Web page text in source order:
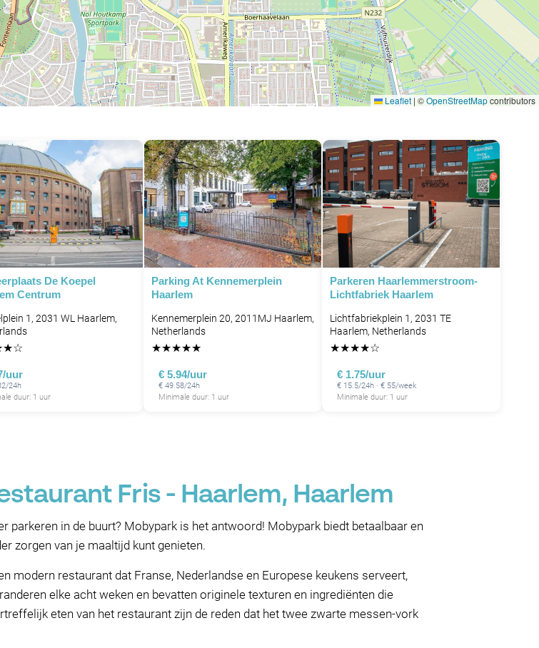
Leaflet | ©OpenStreetMapcontributors
De Koepel
Centrum
1, 2031 WL Haarlem,
★☆
uur
24h
duur: 1 uur
Parking At Kennemerplein
Haarlem
Kennemerplein 20, 2011MJ Haarlem,
Netherlands
★★★★★
€ 5.94/uur
€ 49.58/24h
Minimale duur: 1 uur
Parkeren Haarlemmerstroom-
Lichtfabriek Haarlem
Lichtfabriekplein 1, 2031 TE
Haarlem, Netherlands
★★★★☆
€ 1.75/uur
€ 15.5/24h · € 55/week
Minimale duur: 1 uur
Fris - Haarlem, Haarlem
parkeren in de buurt? Mobypark is het antwoord! Mobypark biedt betaalbaar en
zorgen van je maaltijd kunt genieten.
modern restaurant dat Franse, Nederlandse en Europese keukens serveert,
elke acht weken en bevatten originele texturen en ingrediënten die
eten van het restaurant zijn de reden dat het twee zwarte messen-vork